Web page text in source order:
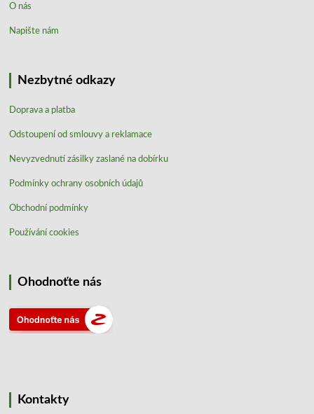
O nás
Napište nám
Nezbytné odkazy
Doprava a platba
Odstoupení od smlouvy a reklamace
Nevyzvednutí zásilky zaslané na dobírku
Podmínky ochrany osobních údajů
Obchodní podmínky
Používání cookies
Ohodnoťte nás
Kontakty